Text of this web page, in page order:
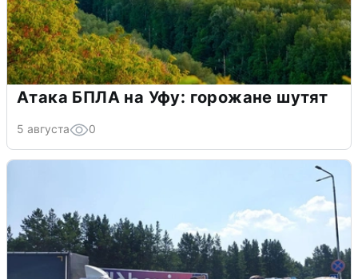
Атака БПЛА на Уфу: горожане шутят
5 августа 0